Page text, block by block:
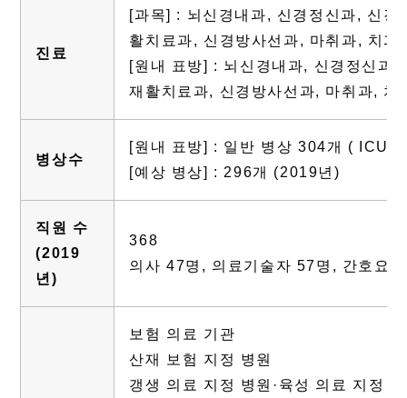
진료
[과목] : 뇌신경내과, 신경정신과, 신
활치료과, 신경방사선과, 마취과, 치과
[원내 표방] : 뇌신경내과, 신경정신과
재활치료과, 신경방사선과, 마취과, 치
병상수
[원내 표방] : 일반 병상 304개 ( ICU 8
[예상 병상] : 296개 (2019년)
직원 수
(2019
년)
368
의사 47명, 의료기술자 57명, 간호요
보험 의료 기관
산재 보험 지정 병원
갱생 의료 지정 병원·육성 의료 지정